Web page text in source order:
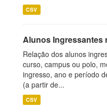
CSV
Alunos Ingressantes
Relação dos alunos
curso, campus ou polo,
ingresso, ano e período
(a partir de...
CSV